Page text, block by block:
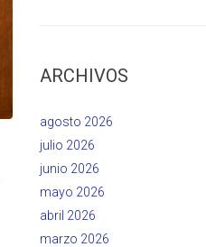
ARCHIVOS
agosto 2026
julio 2026
junio 2026
mayo 2026
abril 2026
marzo 2026